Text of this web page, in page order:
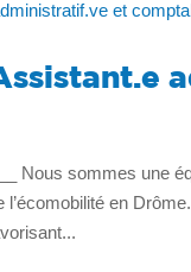
Nous sommes une
l’écomobilité en